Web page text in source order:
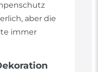
aber die
immer